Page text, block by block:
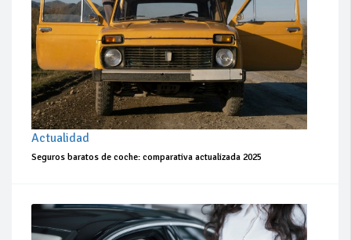
Actualidad
Seguros baratos de coche: comparativa actualizada 2025